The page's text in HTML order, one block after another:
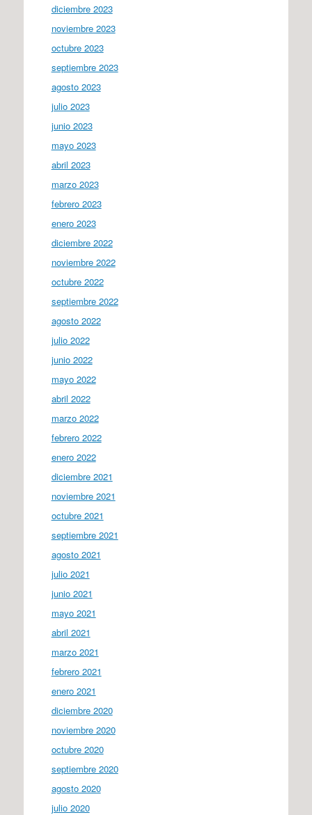
diciembre 2023
noviembre 2023
octubre 2023
septiembre 2023
agosto 2023
julio 2023
junio 2023
mayo 2023
abril 2023
marzo 2023
febrero 2023
enero 2023
diciembre 2022
noviembre 2022
octubre 2022
septiembre 2022
agosto 2022
julio 2022
junio 2022
mayo 2022
abril 2022
marzo 2022
febrero 2022
enero 2022
diciembre 2021
noviembre 2021
octubre 2021
septiembre 2021
agosto 2021
julio 2021
junio 2021
mayo 2021
abril 2021
marzo 2021
febrero 2021
enero 2021
diciembre 2020
noviembre 2020
octubre 2020
septiembre 2020
agosto 2020
julio 2020